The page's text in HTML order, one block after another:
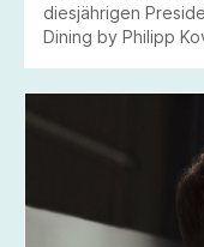
diesjährigen
Dining by Philipp